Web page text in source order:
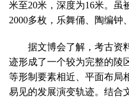
米至20米，深度为16米。虽
2000多枚，乐舞俑、陶编钟
据文博会了解，考古资
迹形成了一个较为完整的陵
等形制要素相近、平面布局
易见的发展演变轨迹。结合